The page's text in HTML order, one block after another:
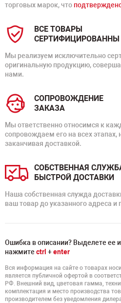
торговых марок, что
ВСЕ ТОВАРЫ
СЕРТИФИЦИРОВАННЫ
Мы реализуем исключительно
оригинальную продукцию,
нами.
СОПРОВОЖДЕНИЕ
ЗАКАЗА
Мы ответственно относимся к
сопровождаем его на всех
заканчивая доставкой.
СОБСТВЕННАЯ
БЫСТРОЙ ДОСТАВКИ
Наша собственная служда
ваш товар до указанного адреса и
Ошибка в описании? Выделете ее и
нажмите ctrl +enter
Вся информация на сайте о товарах
является публичной офертой в
РФ. Внешний вид, цветовая гамма,
комплектация и место производства
производителем без уведомления